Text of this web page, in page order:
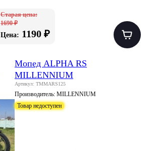
Старая цена:
1690 ₽
Цена: 1190 ₽
Мопед ALPHA RS
MILLENNIUM
Артикул: TMMARS125
Производитель:MILLENNIUM
Товар недоступен